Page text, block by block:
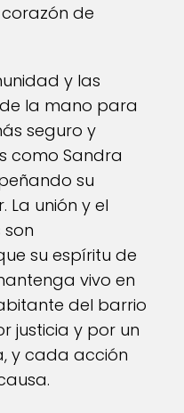
de
y las
la mano para
seguro y
como Sandra
su
La unión y el
su espíritu de
vivo en
del barrio
justicia y por un
y cada acción